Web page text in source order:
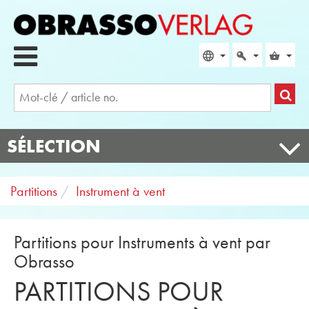
SÉLECTION
Partitions Instrument à vent
Partitions pour Instruments à vent par
Obrasso
PARTITIONS POUR